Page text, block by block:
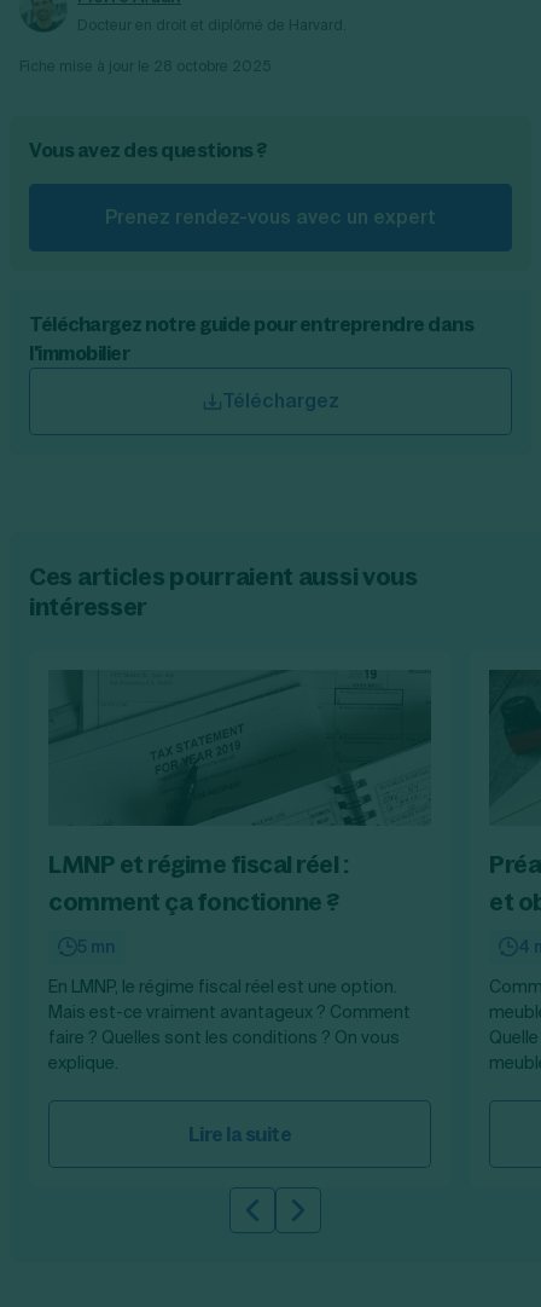
Vous avez des questions ?
Prenez rendez-vous avec un expert
Téléchargez notre guide pour entreprendre dans
l'immobilier
Téléchargez
Ces articles pourraient aussi vous
intéresser
LMNP et régime fiscal réel :
comment ça fonctionne ?
5 mn
En LMNP, le régime fiscal réel est une option.
Mais est-ce vraiment avantageux ? Comment
faire ? Quelles sont les conditions ? On vous
explique.
Lire la suite
et
4
Slide précédente
Slide suivante